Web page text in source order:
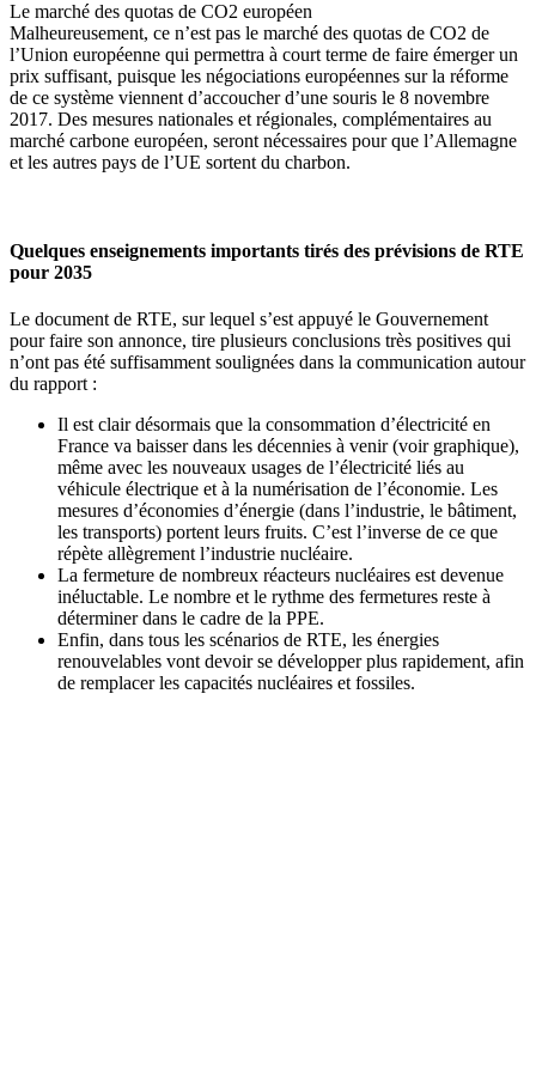
Le marché des quotas de CO2 européen
Malheureusement, ce n’est pas le marché des quotas de CO2 de
l’Union européenne qui permettra à court terme de faire émerger un
prix suffisant, puisque les négociations européennes sur la réforme
de ce système viennent d’accoucher d’une souris le 8 novembre
2017. Des mesures nationales et régionales, complémentaires au
marché carbone européen, seront nécessaires pour que l’Allemagne
et les autres pays de l’UE sortent du charbon.
Quelques enseignements importants tirés des prévisions de RTE
pour 2035
Le document de RTE, sur lequel s’est appuyé le Gouvernement
pour faire son annonce, tire plusieurs conclusions très positives qui
n’ont pas été suffisamment soulignées dans la communication autour
du rapport :
Il est clair désormais que la consommation d’électricité en
France va baisser dans les décennies à venir (voir graphique),
même avec les nouveaux usages de l’électricité liés au
véhicule électrique et à la numérisation de l’économie. Les
mesures d’économies d’énergie (dans l’industrie, le bâtiment,
les transports) portent leurs fruits. C’est l’inverse de ce que
répète allègrement l’industrie nucléaire.
La fermeture de nombreux réacteurs nucléaires est devenue
inéluctable. Le nombre et le rythme des fermetures reste à
déterminer dans le cadre de la PPE.
Enfin, dans tous les scénarios de RTE, les énergies
renouvelables vont devoir se développer plus rapidement, afin
de remplacer les capacités nucléaires et fossiles.